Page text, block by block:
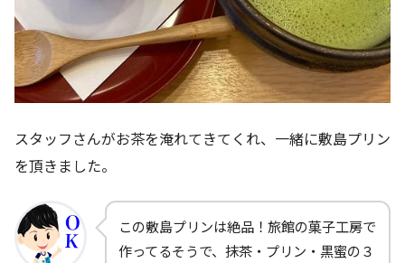
スタッフさんがお茶を淹れてきてくれ、一緒に敷島プリン
を頂きました。
この敷島プリンは絶品！旅館の菓子工房で
作ってるそうで、抹茶・プリン・黒蜜の３